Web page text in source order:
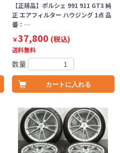
【正規品】ポルシェ 991 911 GT3 純
正 エアフィルター ハウジング 1点 品
番：…
￥37,800 (税込)
送料無料
数量
カートに入れる